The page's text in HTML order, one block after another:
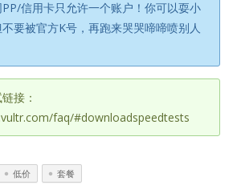
信用卡只允许一个账户！你可以耍小
要被官方K号，再跑来哭哭啼啼喷别人
接：
faq/#downloadspeedtests
低价 套餐